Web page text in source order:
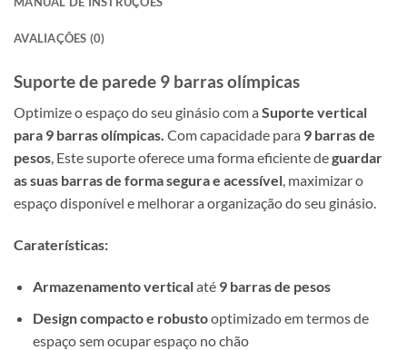
AVALIAÇÕES (0)
Suporte de parede 9 barras olímpicas
Optimize o espaço do seu ginásio com a Suporte vertical
para 9 barras olímpicas. Com capacidade para 9 barras de
pesos, Este suporte oferece uma forma eficiente deguardar
as suas barras de forma segura e acessível, maximizar o
espaço disponível e melhorar a organização do seu ginásio.
Caraterísticas:
Armazenamento verticalaté 9 barras de pesos
Design compacto e robustooptimizado em termos de
espaço sem ocupar espaço no chão